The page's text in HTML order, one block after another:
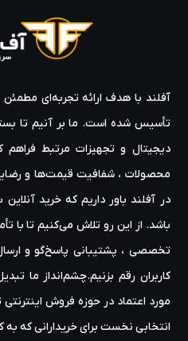
آفلند با هدف ارائه‌ تجربه‌ای
تأسیس شده است. ما بر آنیم تا
دیجیتال و تجهیزات مرتبط
محصولات ، شفافیت قیمت‌ها و
در آفلند باور داریم که خرید
باشد. از این رو تلاش می‌کنیم تا با
تخصصی ، پشتیبانی پاسخ‌گو و ارسال
کاربران رقم بزنیم.چشم‌انداز ما
مورد اعتماد در حوزه‌ فروش
انتخابی نخست برای خریدارانی که